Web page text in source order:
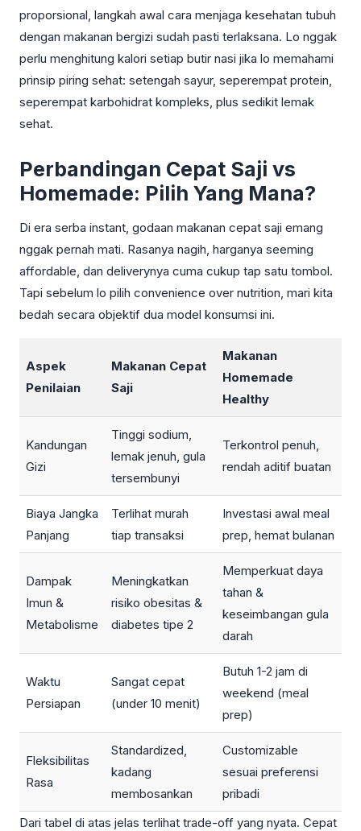
proporsional, langkah awal cara menjaga kesehatan tubuh
dengan makanan bergizi sudah pasti terlaksana. Lo nggak
perlu menghitung kalori setiap butir nasi jika lo memahami
prinsip piring sehat: setengah sayur, seperempat protein,
seperempat karbohidrat kompleks, plus sedikit lemak
sehat.
Perbandingan Cepat Saji vs
Homemade: Pilih Yang Mana?
Di era serba instant, godaan makanan cepat saji emang
nggak pernah mati. Rasanya nagih, harganya seeming
affordable, dan deliverynya cuma cukup tap satu tombol.
Tapi sebelum lo pilih convenience over nutrition, mari kita
bedah secara objektif dua model konsumsi ini.
Aspek
Penilaian
Makanan Cepat
Saji
Makanan
Homemade
Healthy
Kandungan
Gizi
Tinggi sodium,
lemak jenuh, gula
tersembunyi
Terkontrol penuh,
rendah aditif buatan
Biaya Jangka
Panjang
Terlihat murah
tiap transaksi
Investasi awal meal
prep, hemat bulanan
Dampak
Imun &
Metabolisme
Meningkatkan
risiko obesitas &
diabetes tipe 2
Memperkuat daya
tahan &
keseimbangan gula
darah
Waktu
Persiapan
Sangat cepat
(under 10 menit)
Butuh 1-2 jam di
weekend (meal
prep)
Fleksibilitas
Rasa
Standardized,
kadang
membosankan
Customizable
sesuai preferensi
pribadi
Dari tabel di atas jelas terlihat trade-off yang nyata. Cepat